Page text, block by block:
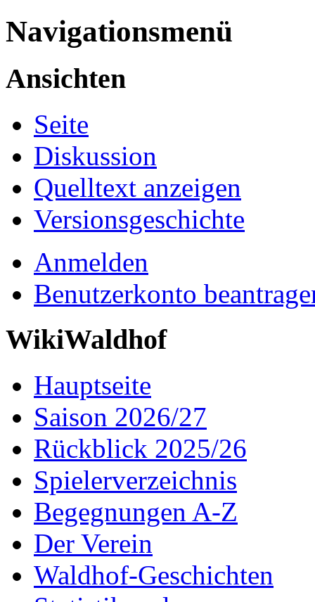
Navigationsmenü
Ansichten
Seite
Diskussion
Quelltext anzeigen
Versionsgeschichte
Anmelden
Benutzerkonto
WikiWaldhof
Hauptseite
Saison 2026/27
Rückblick 2025/26
Spielerverzeichnis
Begegnungen A-Z
Der Verein
Waldhof-Geschichten